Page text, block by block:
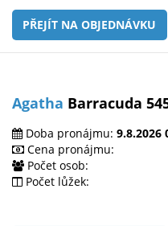
PŘEJÍT NA OBJEDNÁVKU
Agatha Barracuda
Doba pronájmu: 9.8.2026
Cena pronájmu:
Počet osob:
Počet lůžek: